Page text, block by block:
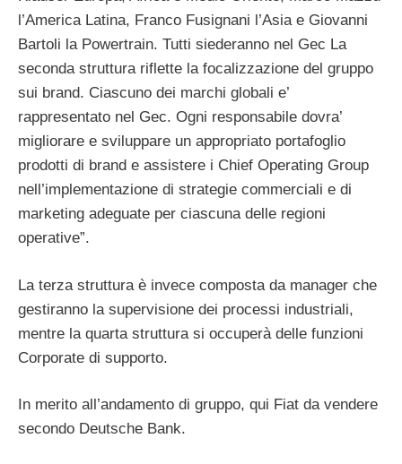
l’America Latina, Franco Fusignani l’Asia e Giovanni
Bartoli la Powertrain. Tutti siederanno nel Gec La
seconda struttura riflette la focalizzazione del gruppo
sui brand. Ciascuno dei marchi globali e’
rappresentato nel Gec. Ogni responsabile dovra’
migliorare e sviluppare un appropriato portafoglio
prodotti di brand e assistere i Chief Operating Group
nell’implementazione di strategie commerciali e di
marketing adeguate per ciascuna delle regioni
operative”.
La terza struttura è invece composta da manager che
gestiranno la supervisione dei processi industriali,
mentre la quarta struttura si occuperà delle funzioni
Corporate di supporto.
In merito all’andamento di gruppo, qui Fiat da vendere
secondo Deutsche Bank.